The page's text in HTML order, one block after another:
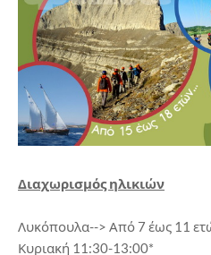
Διαχωρισμός ηλικιών
Λυκόπουλα--> Από 7 έως 11
Κυριακή 11:30-13:00*